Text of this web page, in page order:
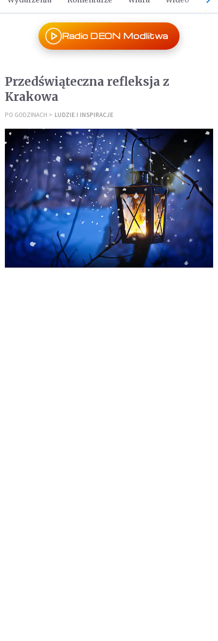
Radio DEON Modlitwa
Przedświąteczna refleksja z
Krakowa
PO GODZINACH LUDZIE I INSPIRACJE